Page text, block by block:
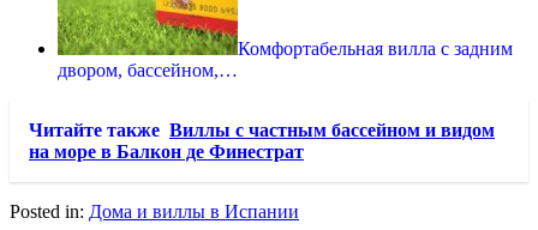
Комфортабельная вилла с задним
двором, бассейном,…
Читайте также Виллы с частным бассейном и видом
на море в Балкон де Финестрат
Posted in: Дома и виллы в Испании